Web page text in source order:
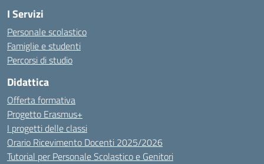
I Servizi
Personale scolastico
Famiglie e studenti
Percorsi di studio
Didattica
Offerta formativa
Progetto Erasmus+
I progetti delle classi
Orario Ricevimento Docenti 2025/2026
Tutorial per Personale Scolastico e Genitori